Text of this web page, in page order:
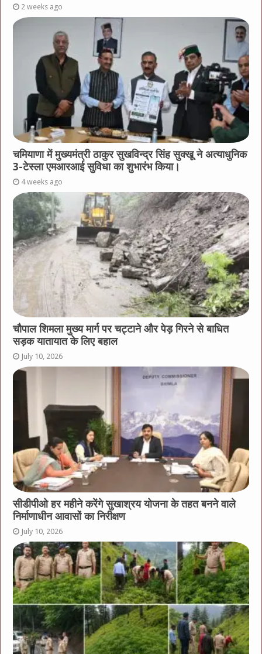
2 weeks ago
चमियाणा में मुख्यमंत्री ठाकुर सुखविन्द्र सिंह सुक्खू ने अत्याधुनिक
3-टेस्ला एमआरआई सुविधा का शुभारंभ किया।
4 weeks ago
चौपाल शिमला मुख्य मार्ग पर चट्टाने और पेड़ गिरने से बाधित
सड़क यातायात के लिए बहाल
July 10, 2026
सीडीपीओ हर महीने करेंगे सुखाश्रय योजना के तहत बनने वाले
निर्माणाधीन आवासों का निरीक्षण
July 10, 2026